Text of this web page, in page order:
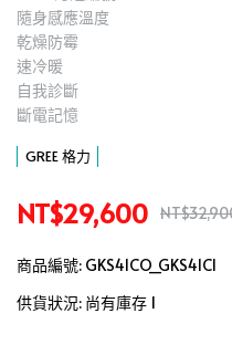
隨身感應溫度
乾燥防霉
速冷暖
自我診斷
斷電記憶
GREE 格力
NT$29,600
商品編號: GKS41CO_GKS41CI
供貨狀況: 尚有庫存 1